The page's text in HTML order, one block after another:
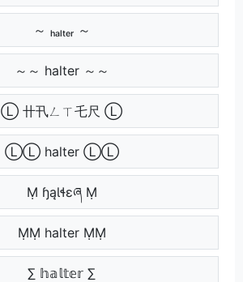
～ ₕₐₗₜₑᵣ ～
～～ halter ～～
Ⓛ 卄卂ㄥㄒ乇尺 Ⓛ
ⓁⓁ halter ⓁⓁ
Ṃ ɧąƖɬɛཞ Ṃ
ṂṂ halter ṂṂ
∑ 𝕙𝕒𝕝𝕥𝕖𝕣 ∑